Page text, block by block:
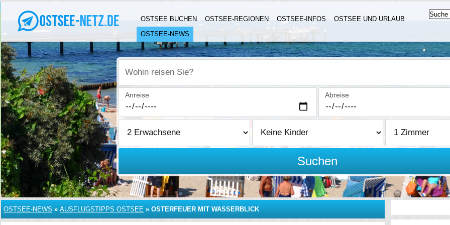
OSTSEE BUCHEN OSTSEE-REGIONEN OSTSEE-INFOS
OSTSEE UND URLAUB
OSTSEE-NEWS
Wohin reisen Sie?
Anreise Abreise
Suchen
OSTSEE-NEWS » AUSFLUGSTIPPS OSTSEE » OSTERFEUER MIT WASSERBLICK